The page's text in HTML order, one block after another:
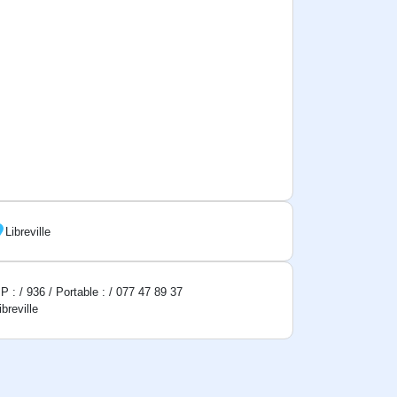
Libreville
: / 936 / Portable : / 077 47 89 37